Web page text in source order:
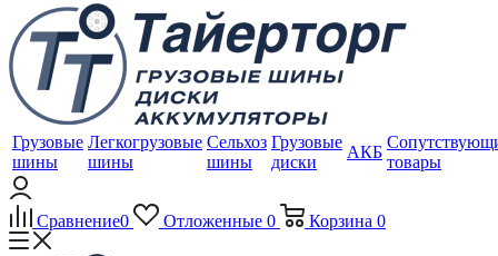
Грузовые
шины
Легкогрузовые
шины
Сельхоз
шины
Грузовые
диски
АКБ
товары
Сравнение0 Отложенные 0 Корзина 0